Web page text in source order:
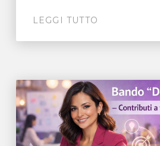
LEGGI TUTTO